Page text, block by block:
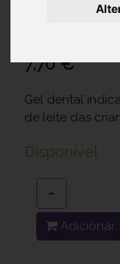
7,70 €
Gel dental
de leite das
Disponível
−
Adicionar